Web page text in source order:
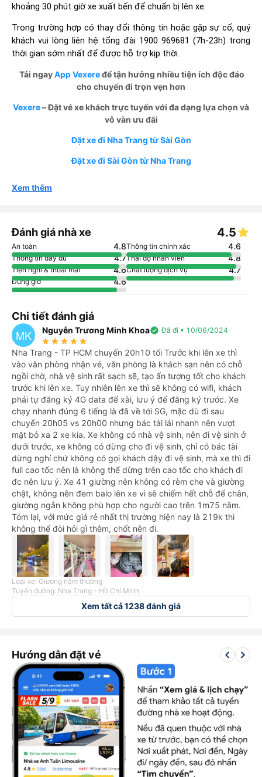
khoảng 30 phút giờ xe xuất bến để chuẩn bị lên xe.
Trong trường hợp có thay đổi thông tin hoặc gặp sự cố, quý
khách vui lòng liên hệ tổng đài 1900 969681 (7h-23h) trong
thời gian sớm nhất để được hỗ trợ kịp thời.
Tải ngayApp Vexeređể tận hưởng nhiều tiện ích độc đáo
cho chuyến đi trọn vẹn hơn
Vexere– Đặt vé xe khách trực tuyến với đa dạng lựa chọn và
vô vàn ưu đãi
Đặt xe đi Nha Trang từ Sài Gòn
Đặt xe đi Sài Gòn từ Nha Trang
Xem thêm
Đánh giá nhà xe 4.5
An toàn 4.8Thông tin chính xác 4.6
Thông tin đầy đủ 4.7Thái độ nhân viên 4.8
Tiện nghi & thoải mái 4.6Chất lượng dịch vụ 4.7
Đúng giờ 4.6
Chi tiết đánh giá
MK Nguyễn Trương Minh Khoaverified Đã đi • 10/06/2024
star_rate star_rate star_rate star_rate star_rate
Nha Trang - TP HCM chuyến 20h10 tối Trước khi lên xe thì
vào văn phòng nhận vé, văn phòng là khách sạn nên có chỗ
ngồi chờ, nhà vệ sinh rất sạch sẽ, tạo ấn tượng tốt cho khách
trước khi lên xe. Tuy nhiên lên xe thì sẽ không có wifi, khách
phải tự đăng ký 4G data để xài, lưu ý để đăng ký trước. Xe
chạy nhanh đúng 6 tiếng là đã về tới SG, mặc dù đi sau
chuyến 20h05 vs 20h00 nhưng bác tài lái nhanh nên vượt
mặt bỏ xa 2 xe kia. Xe không có nhà vệ sinh, nên đi vệ sinh ở
dưới trước, xe không có dừng cho đi vệ sinh, chỉ có bác tài
dừng nghỉ chứ không có gọi khách dậy đi vệ sinh, mà xe thì đi
full cao tốc nên là không thể dừng trên cao tốc cho khách đi
đc nên lưu ý. Xe 41 giường nên không có rèm che và giường
chật, không nên đem balo lên xe vì sẽ chiếm hết chỗ để chân,
giường ngắn không phù hợp cho người cao trên 1m75 nằm.
Tóm lại, với mức giá rẻ nhất thị trường hiện nay là 219k thì
không thể đòi hỏi gì thêm, chốt nên đi.
Loại xe: Giường nằm thường
Tuyến đường: Nha Trang - Hồ Chí Minh
Xem tất cả 1238 đánh giá
Hướng dẫn đặt vé keyboard_arrow_leftkeyboard_arrow_right